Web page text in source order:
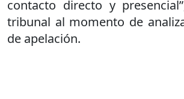
contacto directo y
tribunal al momento de
de apelación.